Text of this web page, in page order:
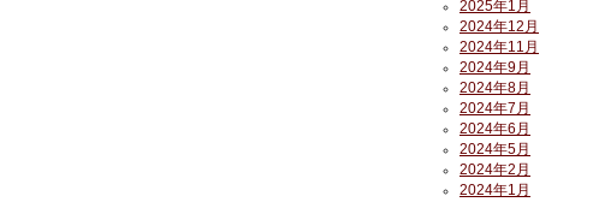
2025年1月
2024年12月
2024年11月
2024年9月
2024年8月
2024年7月
2024年6月
2024年5月
2024年2月
2024年1月